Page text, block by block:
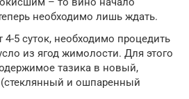
необходимо лишь ждать.
4-5 суток, необходимо процедить
из ягод жимолости. Для этого
тазика в новый,
и ошпаренный